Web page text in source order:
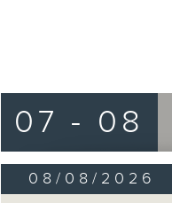
07 - 08
08/08/2026